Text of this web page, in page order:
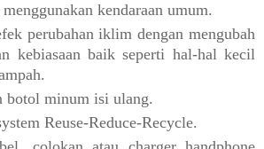
kendaraan umum.
perubahan iklim dengan mengubah
kebiasaan baik seperti hal-hal kecil
botol minum isi ulang.
Reuse-Reduce-Recycle.